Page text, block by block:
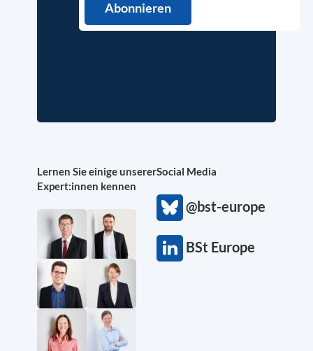
Lernen Sie einige unserer
Expert:innen kennen
Social Media
@bst-europe
BSt Europe